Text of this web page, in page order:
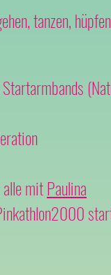
tanzen,
mitPaulina